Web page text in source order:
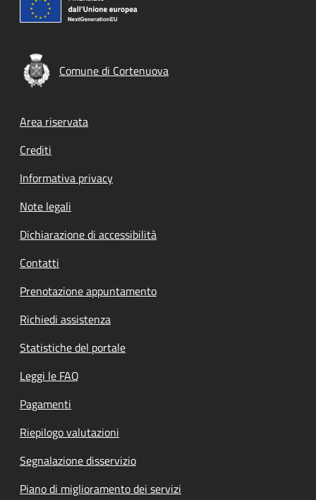
Comune di Cortenuova
Footer menu
Area riservata
Crediti
Informativa privacy
Note legali
Dichiarazione di accessibilità
Contatti
Prenotazione appuntamento
Richiedi assistenza
Statistiche del portale
Leggi le FAQ
Pagamenti
Riepilogo valutazioni
Segnalazione disservizio
Piano di miglioramento dei servizi